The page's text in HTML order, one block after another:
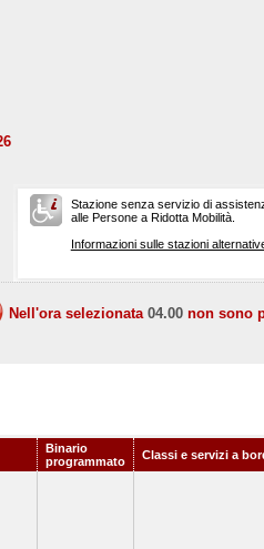
Stazione senza servizio di
alle Persone a Ridotta Mobilità.
Informazioni sulle stazioni
Nell'ora selezionata 04.00 non sono
Binario
programmato
Classi e servizi a